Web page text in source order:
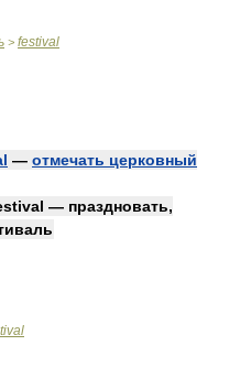
> festival
— отмечать церковный
— праздновать,